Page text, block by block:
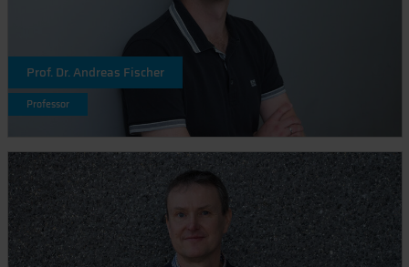
Prof. Dr. Andreas Fischer
Professor